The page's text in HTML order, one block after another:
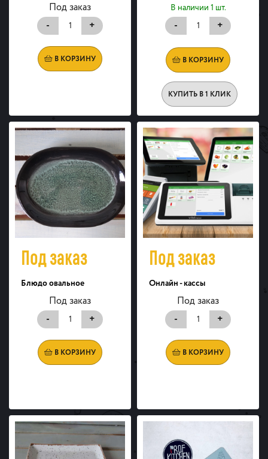
Под заказ
-
+
В КОРЗИНУ
В наличии 1 шт.
- +
В КОРЗИНУ
КУПИТЬ В 1 КЛИК
Под заказ
Блюдо овальное
Под заказ
-
+
В КОРЗИНУ
Под заказ
Онлайн - кассы
Под заказ
-
+
В КОРЗИНУ